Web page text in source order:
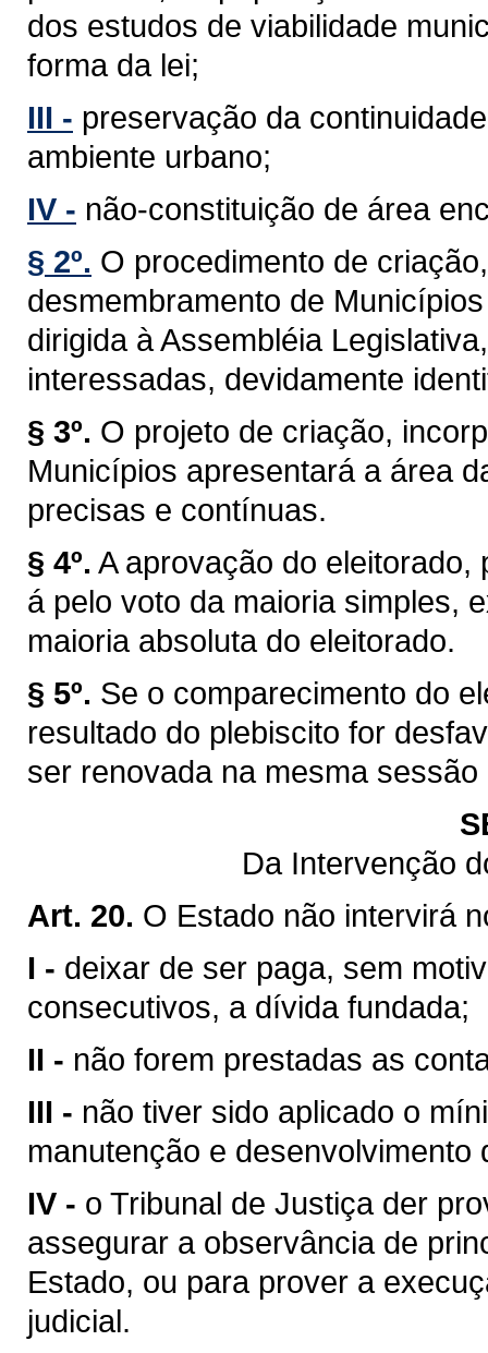
dos estudos de viabilidade
forma da lei;
III - preservação da
ambiente urbano;
IV - não-constituição de área
§ 2º. O procedimento de
desmembramento de
dirigida à Assembléia
interessadas, devidamente
§ 3º. O projeto de criação,
Municípios apresentará a área
precisas e contínuas.
§ 4º. A aprovação do eleitorado,
á pelo voto da maioria simples,
maioria absoluta do eleitorado.
§ 5º. Se o comparecimento do
resultado do plebiscito for
ser renovada na mesma sessão
Da Intervenção
Art. 20. O Estado não intervirá
I - deixar de ser paga, sem
consecutivos, a dívida fundada;
II - não forem prestadas as
III - não tiver sido aplicado o
manutenção e desenvolvimento
IV - o Tribunal de Justiça der
assegurar a observância de
Estado, ou para prover a
judicial.